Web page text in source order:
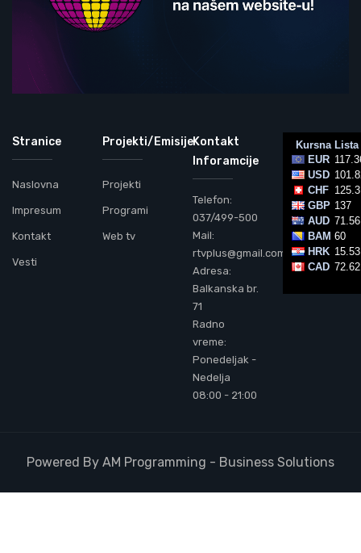
Stranice
Naslovna
Impresum
Kontakt
Vesti
Projekti/Emisije
Projekti
Programi
Web tv
Kontakt
Inforamcije
Telefon:
037/499-500
Mail:
rtvplus@gmail.com
Adresa:
Balkanska br.
71
Radno
vreme:
Ponedeljak -
Nedelja
08:00 - 21:00
Powered By AM Programming - Business Solutions